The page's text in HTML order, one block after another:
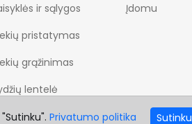
ir sąlygos
pristatymas
grąžinimas
lentelė
Įdomu
Privatumo politika Sutinku